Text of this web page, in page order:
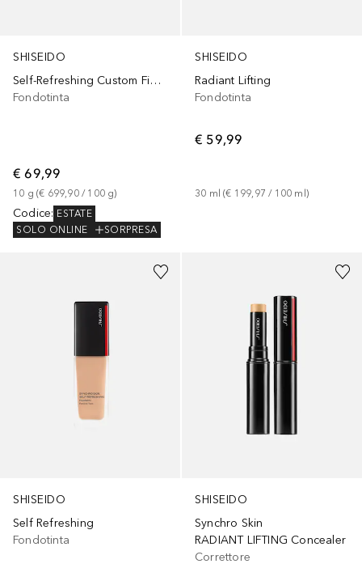
SHISEIDO
Self-Refreshing Custom Finish Powder
Fondotinta
€ 69,99
10 g (€ 699,90 / 100 g)
Codice: ESTATE
SOLO ONLINE
SORPRESA
SHISEIDO
Radiant Lifting
Fondotinta
€ 59,99
30 ml (€ 199,97 / 100 ml )
SHISEIDO
Self Refreshing
Fondotinta
+24
SHISEIDO
Synchro Skin
RADIANT LIFTING Concealer
Correttore